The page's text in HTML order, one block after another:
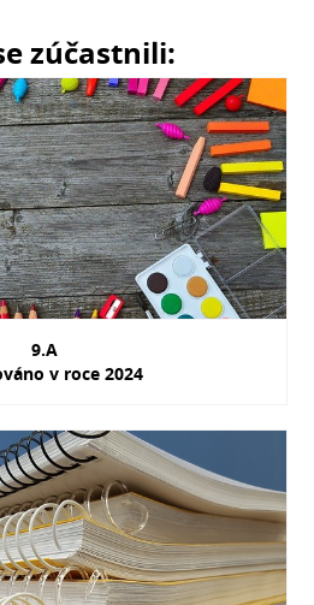
zúčastnili:
9.A
v roce 2024